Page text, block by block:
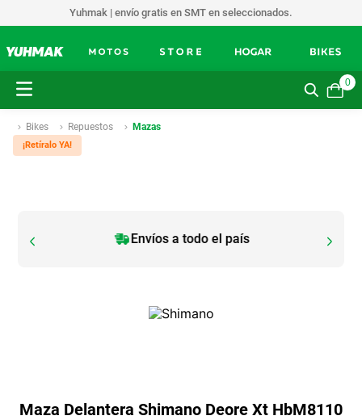
Yuhmak | envío gratis en SMT en seleccionados.
0
Bikes Repuestos Mazas
¡Retíralo YA!
Envíos a todo el país
Maza Delantera Shimano Deore Xt HbM8110